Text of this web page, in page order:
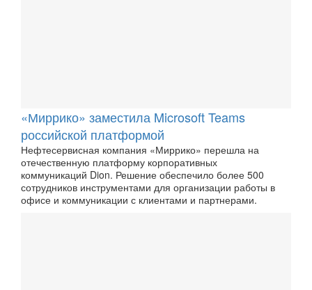
«Миррико» заместила Microsoft Teams
российской платформой
Нефтесервисная компания «Миррико» перешла на
отечественную платформу корпоративных
коммуникаций Dion. Решение обеспечило более 500
сотрудников инструментами для организации работы в
офисе и коммуникации с клиентами и партнерами.